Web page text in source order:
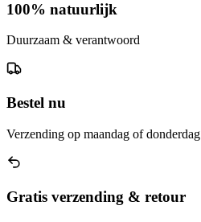
100% natuurlijk
Duurzaam & verantwoord
Bestel nu
Verzending op maandag of donderdag
Gratis verzending & retour